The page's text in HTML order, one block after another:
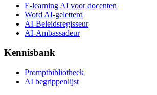
E-learning AI voor docenten
Word AI-geletterd
AI-Beleidsregisseur
AI-Ambassadeur
Kennisbank
Promptbibliotheek
AI begrippenlijst